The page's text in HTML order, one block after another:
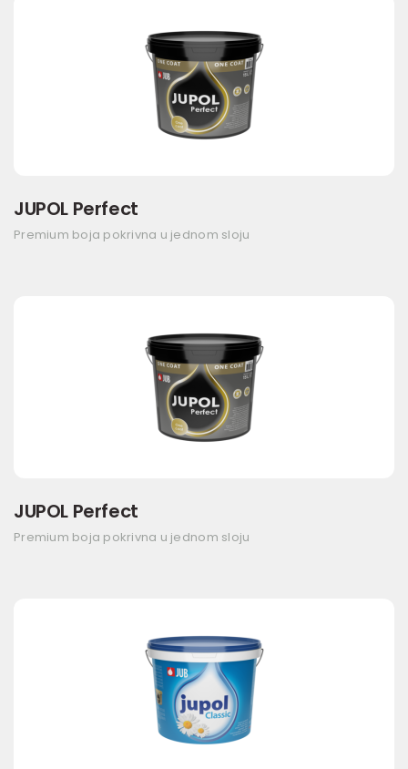
JUPOL Perfect
Premium boja pokrivna u jednom sloju
JUPOL Perfect
Premium boja pokrivna u jednom sloju